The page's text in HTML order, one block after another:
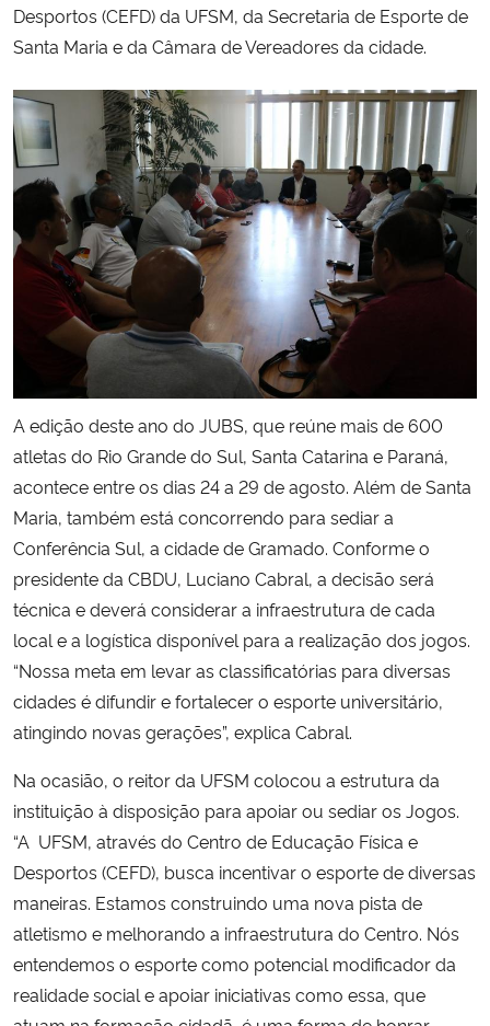
Ministério da Mulher, da Família e dos Direitos Humanos
Secretaria-Geral
Secretaria de Governo
Gabinete de Segurança Institucional
Advocacia-Geral da União
Banco Central do Brasil
Desportos (CEFD) da UFSM, da Secretaria de Esporte de
Santa Maria e da Câmara de Vereadores da cidade.
A edição deste ano do JUBS, que reúne mais de 600
atletas do Rio Grande do Sul, Santa Catarina e Paraná,
acontece entre os dias 24 a 29 de agosto. Além de Santa
Maria, também está concorrendo para sediar a
Conferência Sul, a cidade de Gramado. Conforme o
presidente da CBDU, Luciano Cabral, a decisão será
técnica e deverá considerar a infraestrutura de cada
local e a logística disponível para a realização dos jogos.
“Nossa meta em levar as classificatórias para diversas
cidades édifundir e fortalecer o esporte universitário,
atingindo novas gerações”, explica Cabral.
Na ocasião, o reitor da UFSM colocou a estrutura da
instituição à disposição para apoiar ou sediar os Jogos.
“A UFSM, através do Centro de Educação Física e
Desportos (CEFD), busca incentivar o esporte de diversas
maneiras. Estamos construindo uma nova pista de
atletismo e melhorando a infraestrutura do Centro. Nós
entendemos o esporte como potencial modificador da
realidade social e apoiar iniciativas como essa, que